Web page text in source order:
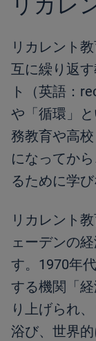
リカレント
互に繰り返
ト（英語：
や「循環」
務教育や高
になってか
るために学
リカレント
ェーデンの
す。1970年
する機関「
り上げられ
浴び、世界的